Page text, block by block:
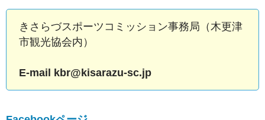
きさらづスポーツコミッション事務局（木更津
市観光協会内）
E-mail kbr@kisarazu-sc.jp